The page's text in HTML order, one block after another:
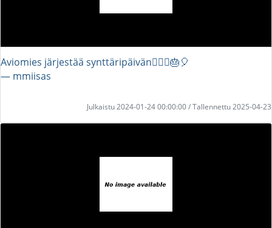
Aviomies järjestää synttäripäivän👩‍❤️‍👨🎂🎈
― mmiisas
Julkaistu 2024-01-24 00:00:00 / Tallennettu 2025-04-23